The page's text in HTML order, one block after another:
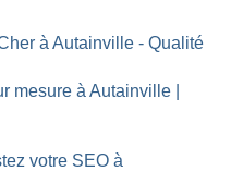
à Autainville - Qualité
mesure à Autainville |
votre SEO à